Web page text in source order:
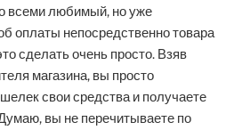
всеми любимый, но уже
оплаты непосредственно товара
сделать очень просто. Взяв
магазина, вы просто
свои средства и получаете
вы не перечитываете по